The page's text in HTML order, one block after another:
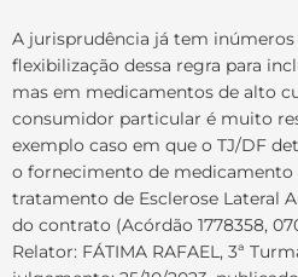
A jurisprudência já tem inúmeros
flexibilização dessa regra para
mas em medicamentos de alto
consumidor particular é muito
exemplo caso em que o TJ/DF
o fornecimento de medicamento
tratamento de Esclerose Lateral
do contrato (Acórdão 1778358,
Relator: FÁTIMA RAFAEL, 3ª